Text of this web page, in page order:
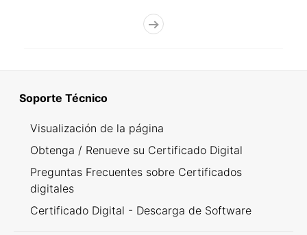
Soporte Técnico
Visualización de la página
Obtenga / Renueve su Certificado Digital
Preguntas Frecuentes sobre Certificados
digitales
Certificado Digital - Descarga de Software